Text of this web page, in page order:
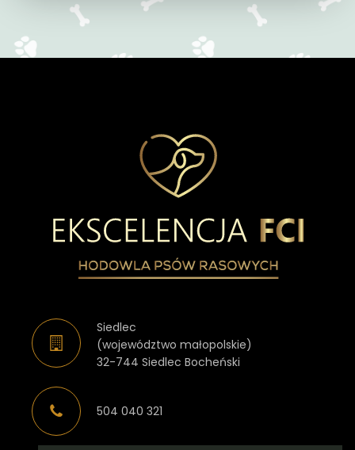
Siedlec
(województwo małopolskie)
32-744 Siedlec Bocheński
504 040 321